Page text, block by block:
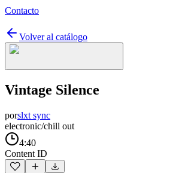
Contacto
Volver al catálogo
Vintage Silence
porslxt sync
electronic/chill out
4:40
Content ID